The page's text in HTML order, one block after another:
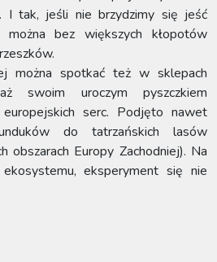
I tak, jeśli nie brzydzimy się jeść
bez większych kłopotów
można spotkać też w sklepach
swoim uroczym pyszczkiem
serc. Podjęto nawet
do tatrzańskich lasów
obszarach Europy Zachodniej). Na
eksperyment się nie